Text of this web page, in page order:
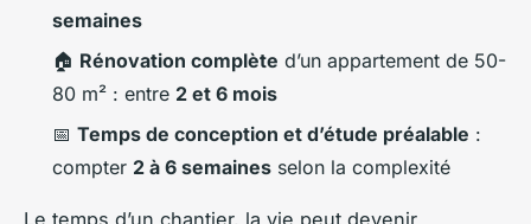
semaines
🏠 Rénovation complète d’un appartement de 50-
80 m² : entre 2 et 6 mois
📅 Temps de conception et d’étude préalable :
compter 2 à 6 semaines selon la complexité